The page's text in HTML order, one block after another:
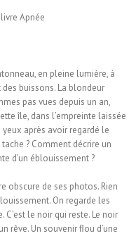
Apnée
en pleine lumière, à
buissons. La blondeur
pas vues depuis un an,
île, dans l’empreinte laissée
après avoir regardé le
? Comment décrire un
d’un éblouissement ?
obscure de ses photos. Rien
On regarde les
C’est le noir qui reste. Le noir
rêve. Un souvenir ﬂou d’une